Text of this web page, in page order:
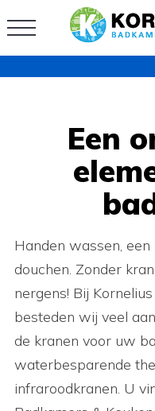
Een
Handen wassen,
douchen. Zonder
nergens! Bij
besteden wij veel
de kranen voor uw
waterbesparende
infraroodkranen. U